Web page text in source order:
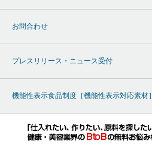
お問合わせ
プレスリリース・ニュース受付
機能性表示食品制度［機能性表示対応素材］